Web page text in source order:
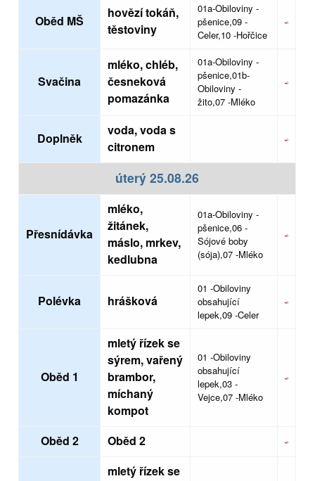
Oběd MŠ
hovězí tokáň,
těstoviny
01a-Obiloviny -
pšenice,09 -
Celer,10 -Hořčice
Svačina
mléko, chléb,
česneková
pomazánka
01a-Obiloviny -
pšenice,01b-
Obiloviny -
žito,07 -Mléko
Doplněk
voda, voda s
citronem
úterý 25.08.26
Přesnídávka
mléko,
žitánek,
máslo, mrkev,
kedlubna
01a-Obiloviny -
pšenice,06 -
Sójové boby
(sója),07 -Mléko
Polévka hrášková
01 -Obiloviny
obsahující
lepek,09 -Celer
Oběd 1
mletý řízek se
sýrem, vařený
brambor,
míchaný
kompot
01 -Obiloviny
obsahující
lepek,03 -
Vejce,07 -Mléko
Oběd 2
Oběd 2
mletý řízek se